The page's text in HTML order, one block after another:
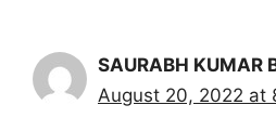
SAURABH KUMAR
August 20, 2022 at